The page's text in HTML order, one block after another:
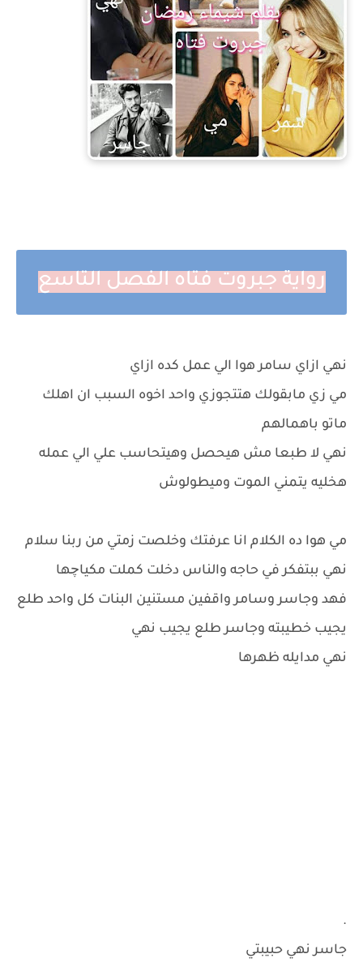
رواية جبروت فتاه الفصل التاسع
نهي ازاي سامر هوا الي عمل كده ازاي
مي زي مابقولك هتتجوزي واحد اخوه السبب ان اهلك
ماتو باهمالهم
نهي لا طبعا مش هيحصل وهيتحاسب علي الي عمله
هخليه يتمني الموت وميطولوش
مي هوا ده الكلام انا عرفتك وخلصت زمتي من ربنا سلام
نهي ببتفكر في حاجه والناس دخلت كملت مكياچها
فهد وجاسر وسامر واقفين مستنين البنات كل واحد طلع
يجيب خطيبته وجاسر طلع يجيب نهي
نهي مدايله ظهرها
.
جاسر نهي حبيبتي